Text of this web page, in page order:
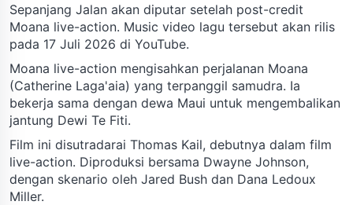
Sepanjang Jalan akan diputar setelah post-credit
Moana live-action. Music video lagu tersebut akan rilis
pada 17 Juli 2026 di YouTube.
Moana live-action mengisahkan perjalanan Moana
(Catherine Laga'aia) yang terpanggil samudra. Ia
bekerja sama dengan dewa Maui untuk mengembalikan
jantung Dewi Te Fiti.
Film ini disutradarai Thomas Kail, debutnya dalam film
live-action. Diproduksi bersama Dwayne Johnson,
dengan skenario oleh Jared Bush dan Dana Ledoux
Miller.